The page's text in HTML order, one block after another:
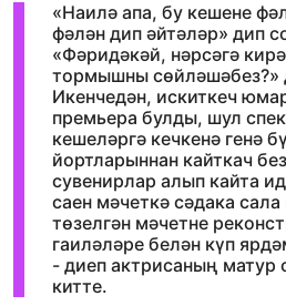
«Наилә апа, бу кешене
фәлән дип әйтәләр» дип
«Фәридәкәй, нәрсәгә
тормышны сөйләшәбез?»
Икенчедән, искиткеч
премьера булды, шул
кешеләргә кечкенә генә
йортларыннан кайткач
сувенирлар алып кайта
саен мәчеткә сәдака
төзелгән мәчетне
гаиләләре белән күп
- диеп актрисаның матур
китте.